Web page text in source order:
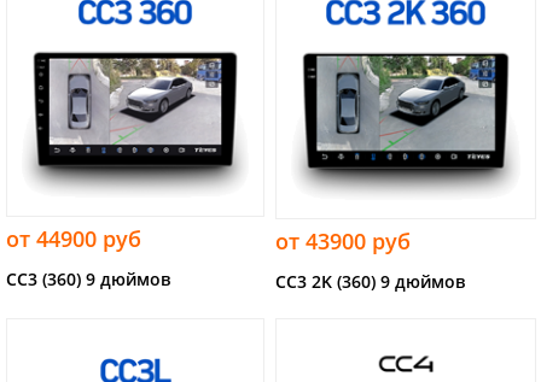
от 44900 руб
CC3 (360) 9 дюймов
от 43900 руб
CC3 2K (360) 9 дюймов